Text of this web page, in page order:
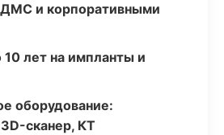
ДМС и корпоративными
10 лет на импланты и
оборудование:
сканер, КТ